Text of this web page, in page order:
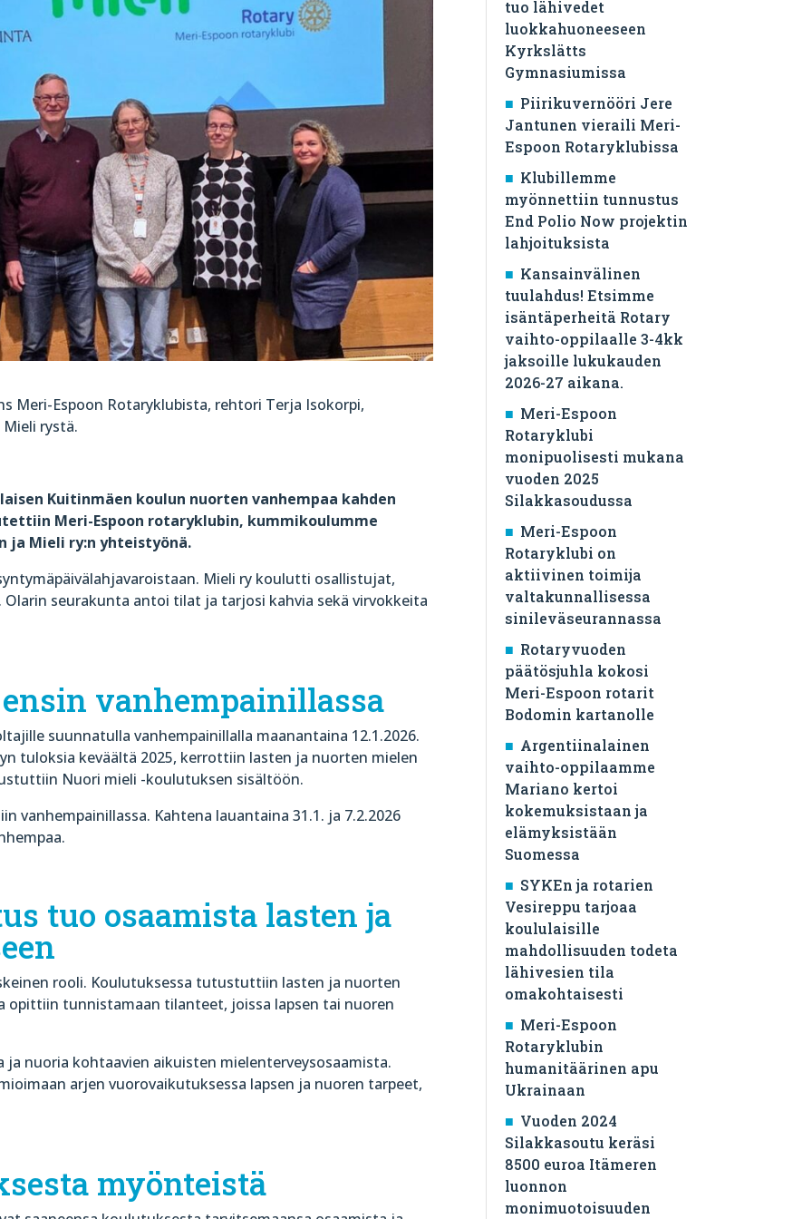
Meri-Espoon Rotaryklubista, rehtori Terja Isokorpi,
rystä.
Kuitinmäen koulun nuorten vanhempaa kahden
Meri-Espoon rotaryklubin, kummikoulumme
ja Mieli ry:n yhteistyönä.
Mieli ry koulutti osallistujat,
seurakunta antoi tilat ja tarjosi kahvia sekä virvokkeita
vanhempainillassa
suunnatulla vanhempainillalla maanantaina 12.1.2026.
tuloksia keväältä 2025, kerrottiin lasten ja nuorten mielen
Nuori mieli -koulutuksen sisältöön.
Kahtena lauantaina 31.1. ja 7.2.2026
tuo osaamista lasten ja
rooli. Koulutuksessa tutustuttiin lasten ja nuorten
tunnistamaan tilanteet, joissa lapsen tai nuoren
nuoria kohtaavien aikuisten mielenterveysosaamista.
arjen vuorovaikutuksessa lapsen ja nuoren tarpeet,
myönteistä
tuo lähivedet
luokkahuoneeseen
Kyrkslätts
Gymnasiumissa
Piirikuvernööri Jere
Jantunen vieraili Meri-
Espoon Rotaryklubissa
Klubillemme
myönnettiin tunnustus
End Polio Now projektin
lahjoituksista
Kansainvälinen
tuulahdus! Etsimme
isäntäperheitä Rotary
vaihto-oppilaalle 3-4kk
jaksoille lukukauden
2026-27 aikana.
Meri-Espoon
Rotaryklubi
monipuolisesti mukana
vuoden 2025
Silakkasoudussa
Meri-Espoon
Rotaryklubi on
aktiivinen toimija
valtakunnallisessa
sinileväseurannassa
Rotaryvuoden
päätösjuhla kokosi
Meri-Espoon rotarit
Bodomin kartanolle
Argentiinalainen
vaihto-oppilaamme
Mariano kertoi
kokemuksistaan ja
elämyksistään
Suomessa
SYKEn ja rotarien
Vesireppu tarjoaa
koululaisille
mahdollisuuden todeta
lähivesien tila
omakohtaisesti
Meri-Espoon
Rotaryklubin
humanitäärinen apu
Ukrainaan
Vuoden 2024
Silakkasoutu keräsi
8500 euroa Itämeren
luonnon
monimuotoisuuden